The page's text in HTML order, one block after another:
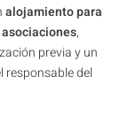
alojamiento para
,
previa y un
del